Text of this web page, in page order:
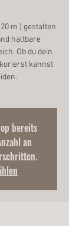
m ) gestalten
haltbare
Ob du dein
kannst
bereits
an